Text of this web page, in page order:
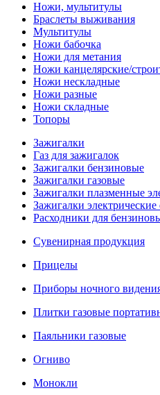
Ножи, мультитулы
Браслеты выживания
Мультитулы
Ножи бабочка
Ножи для метания
Ножи канцелярские/
Ножи нескладные
Ножи разные
Ножи складные
Топоры
Зажигалки
Газ для зажигалок
Зажигалки бензиновые
Зажигалки газовые
Зажигалки плазменные
Зажигалки
Расходники для
Сувенирная продукция
Прицелы
Приборы ночного
Плитки газовые
Паяльники газовые
Огниво
Монокли